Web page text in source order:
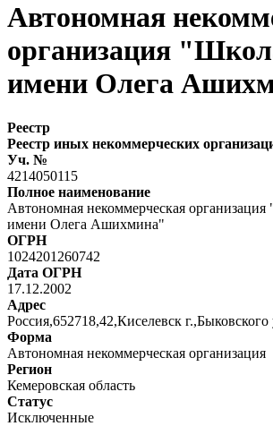
Автономная
организация
имени Олега
Реестр
Реестр иных некоммерческих
Уч. №
4214050115
Полное наименование
Автономная некоммерческая
имени Олега Ашихмина"
ОГРН
1024201260742
Дата ОГРН
17.12.2002
Адрес
Россия,652718,42,Киселевск г.,Быковского
Форма
Автономная некоммерческая организация
Регион
Кемеровская область
Статус
Исключенные